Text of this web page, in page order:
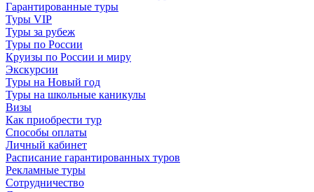
Гарантированные туры
Туры VIP
Туры за рубеж
Туры по России
Круизы по России и миру
Экскурсии
Туры на Новый год
Туры на школьные каникулы
Визы
Как приобрести тур
Способы оплаты
Личный кабинет
Расписание гарантированных туров
Рекламные туры
Сотрудничество